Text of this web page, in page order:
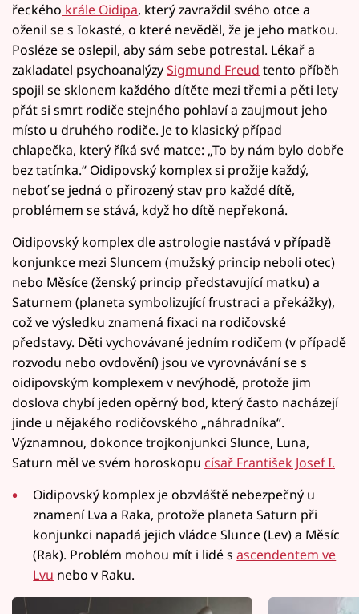
řeckého krále Oidipa, který zavraždil svého otce a
oženil se s Iokasté, o které nevěděl, že je jeho matkou.
Posléze se oslepil, aby sám sebe potrestal. Lékař a
zakladatel psychoanalýzySigmund Freud tento příběh
spojil se sklonem každého dítěte mezi třemi a pěti lety
přát si smrt rodiče stejného pohlaví a zaujmout jeho
místo u druhého rodiče. Je to klasický případ
chlapečka, který říká své matce: „To by nám bylo dobře
bez tatínka.“ Oidipovský komplex si prožije každý,
neboť se jedná o přirozený stav pro každé dítě,
problémem se stává, když ho dítě nepřekoná.
Oidipovský komplex dle astrologie nastává v případě
konjunkce mezi Sluncem (mužský princip neboli otec)
nebo Měsíce (ženský princip představující matku) a
Saturnem (planeta symbolizující frustraci a překážky),
což ve výsledku znamená fixaci na rodičovské
představy. Děti vychovávané jedním rodičem (v případě
rozvodu nebo ovdovění) jsou ve vyrovnávání se s
oidipovským komplexem v nevýhodě, protože jim
doslova chybí jeden opěrný bod, který často nacházejí
jinde u nějakého rodičovského „náhradníka“.
Významnou, dokonce trojkonjunkci Slunce, Luna,
Saturn měl ve svém horoskopu císař František Josef I.
Oidipovský komplex je obzvláště nebezpečný u
znamení Lva a Raka, protože planeta Saturn při
konjunkci napadá jejich vládce Slunce (Lev) a Měsíc
(Rak). Problém mohou mít i lidé sascendentem ve
Lvu nebo v Raku.